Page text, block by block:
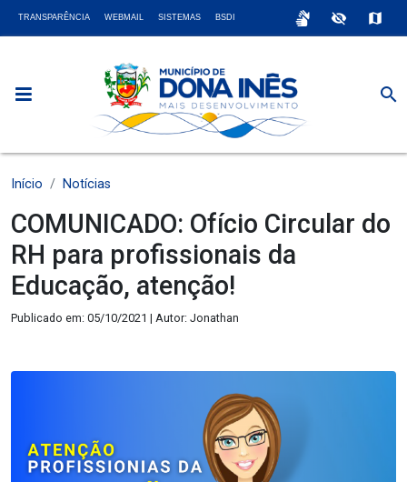
TRANSPARÊNCIA WEBMAIL SISTEMAS BSDI sign_language visibility_off map
search
Início Notícias
COMUNICADO: Ofício Circular do
RH para profissionais da
Educação, atenção!
Publicado em: 05/10/2021 | Autor: Jonathan